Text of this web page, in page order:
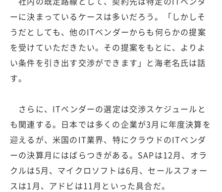
ーに決まっているケースは多いだろう。「しかしそ
うだとしても、他のITベンダーからも何らかの提案
を受けていただきたい。その提案をもとに、よりよ
い条件を引き出す交渉ができます」と海老名氏は話
す。
さらに、ITベンダーの選定は交渉スケジュールと
も関連する。日本では多くの企業が3月に年度決算を
迎えるが、米国のIT業界、特にクラウドのITベンダ
ーの決算月にはばらつきがある。SAPは12月、オラ
クルは5月、マイクロソフトは6月、セールスフォー
スは1月、アドビは11月といった具合だ。